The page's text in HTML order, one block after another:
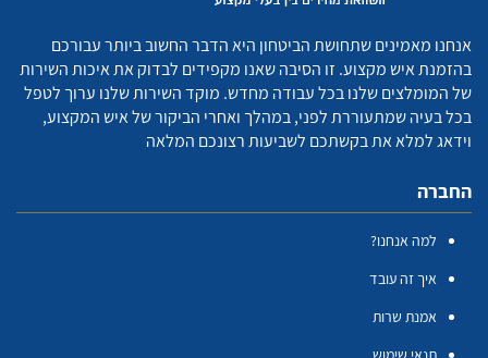
אנחנו מאמינים שתחושת הביטחון היא הדבר החשוב ביותר עבורכם
בהזמנת איש מקצוע. זו הסיבה שאנו מקפידים לבדוק את איכות השירות
של המומלצים שלנו בכל עבודה מחדש. מוקד השירות שלנו ערוך לטפל
בכל בעיה שמתעוררת לפני, במהלך ואחרי הביקור של איש המקצוע,
וידאג למלא את בקשתכם לשביעות רצונכם המלאה
החברה
למה אנחנו?
איך זה עובד
אמנת שרות